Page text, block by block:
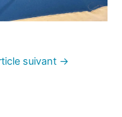
suivant →